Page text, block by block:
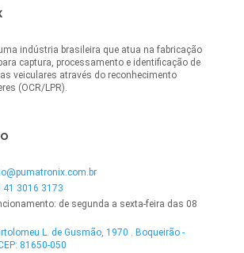
indústria brasileira que atua na fabricação
captura, processamento e identificação de
veiculares através do reconhecimento
(OCR/LPR).
41 3016 3173
de segunda a sexta-feira das 08
L. de Gusmão, 1970 . Boqueirão -
81650-050